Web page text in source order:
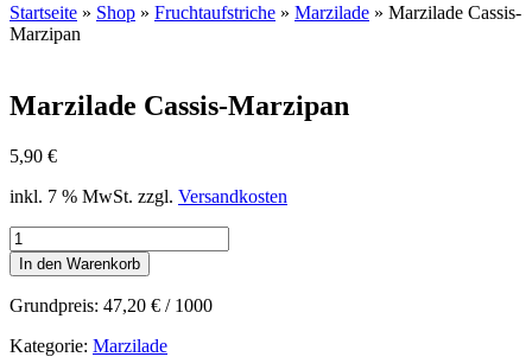
Startseite » Shop » Fruchtaufstriche » Marzilade » Marzilade Cassis-
Marzipan
Marzilade Cassis-Marzipan
5,90 €
inkl. 7 % MwSt. zzgl. Versandkosten
Marzilade
Cassis-
Marzipan
Menge
In den Warenkorb
Grundpreis: 47,20 € / 1000
Kategorie: Marzilade